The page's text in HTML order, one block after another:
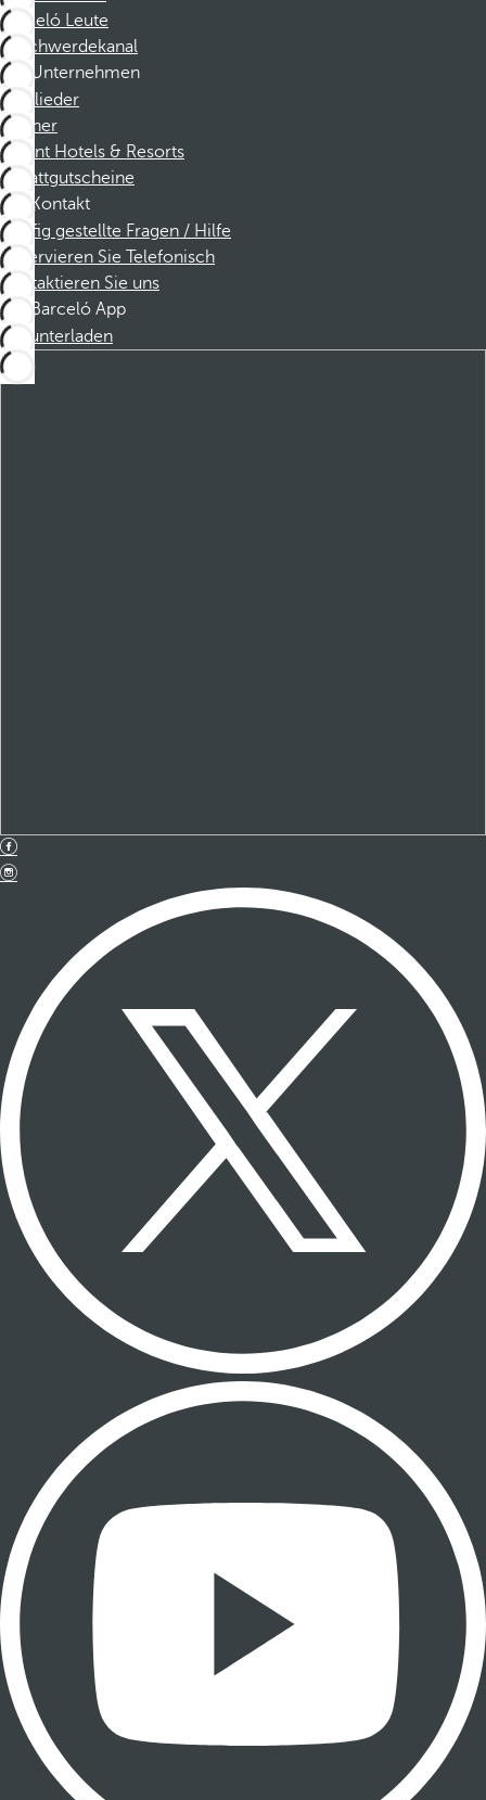
Barceló Leute
Beschwerdekanal
Unternehmen
Mitglieder
Partner
Dorint Hotels & Resorts
Rabattgutscheine
Kontakt
Häufig gestellte Fragen / Hilfe
Reservieren Sie Telefonisch
Kontaktieren Sie uns
Barceló App
Herunterladen